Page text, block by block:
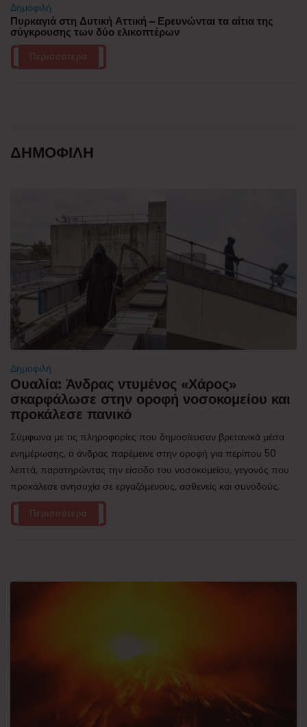
Δημοφιλή
Πυρκαγιά στη Δυτική Αττική – Ερευνώνται τα αίτια της
σύγκρουσης των δύο ελικοπτέρων
Περισσότερα
ΔΗΜΟΦΙΛΗ
Δημοφιλή
Ουαλία: Άνδρας ντυμένος «Χάρος»
σκαρφάλωσε στην οροφή νοσοκομείου και
προκάλεσε πανικό
Σύμφωνα με τις πληροφορίες που δημοσίευσαν βρετανικά μέσα
ενημέρωσης, ο άνδρας παρέμεινε στην οροφή για περίπου 50
λεπτά, παρατηρώντας την είσοδο του νοσοκομείου, γεγονός που
προκάλεσε ανησυχία σε εργαζόμενους, ασθενείς και συνοδούς.
Περισσότερα